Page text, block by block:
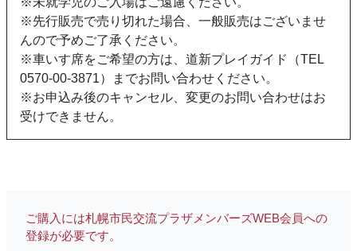
※先行販売で売り切れた場合、一般販売はございませ
んので予めご了承ください。
※車いす席をご希望の方は、道新プレイガイド（TEL
0570-00-3871）までお問い合わせください。
※お申込み後のキャンセル、変更のお問い合わせはお
受けできません。
ご購入には札幌市民交流プラザメンバーズWEB会員への
登録が必要です。